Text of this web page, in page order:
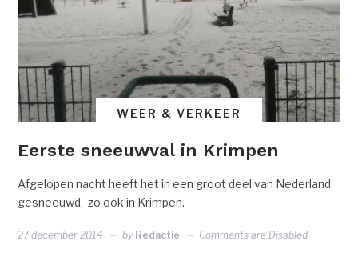
WEER & VERKEER
Eerste sneeuwval in Krimpen
Afgelopen nacht heeft het in een groot deel van Nederland
gesneeuwd, zo ook in Krimpen.
27 december 2014 by Redactie Comments are Disabled